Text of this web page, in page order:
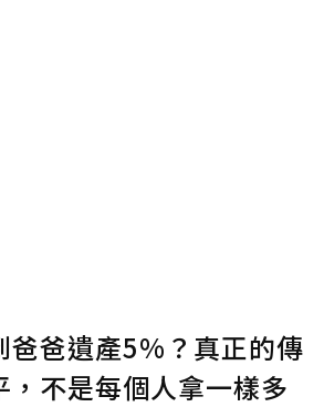
爸爸遺產5%？真正的傳
，不是每個人拿一樣多